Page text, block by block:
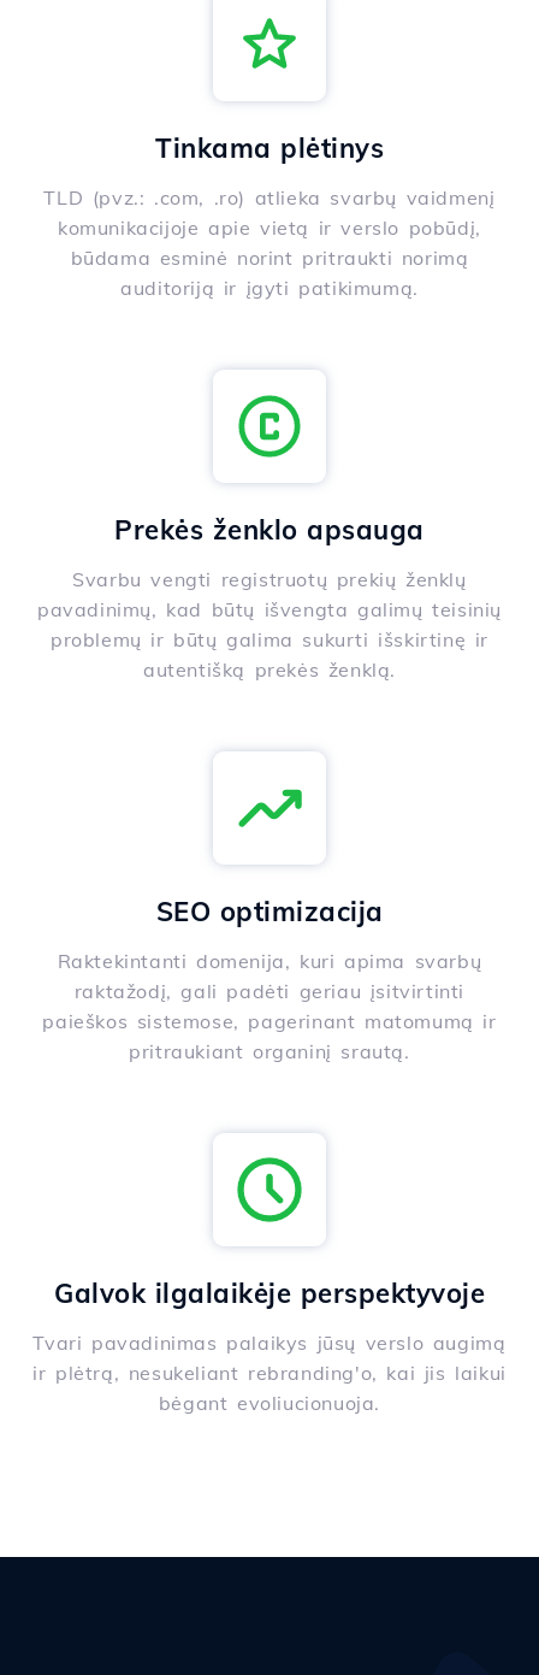
Tinkama plėtinys
TLD (pvz.: .com, .ro) atlieka svarbų vaidmenį
komunikacijoje apie vietą ir verslo pobūdį,
būdama esminė norint pritraukti norimą
auditoriją ir įgyti patikimumą.
Prekės ženklo apsauga
Svarbu vengti registruotų prekių ženklų
pavadinimų, kad būtų išvengta galimų teisinių
problemų ir būtų galima sukurti išskirtinę ir
autentišką prekės ženklą.
SEO optimizacija
Raktekintanti domenija, kuri apima svarbų
raktažodį, gali padėti geriau įsitvirtinti
paieškos sistemose, pagerinant matomumą ir
pritraukiant organinį srautą.
Galvok ilgalaikėje perspektyvoje
Tvari pavadinimas palaikys jūsų verslo augimą
ir plėtrą, nesukeliant rebranding'o, kai jis laikui
bėgant evoliucionuoja.